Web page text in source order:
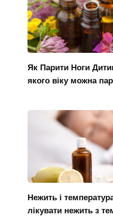
Як Парити Ноги
якого віку можна
Нежить і
лікувати нежить з